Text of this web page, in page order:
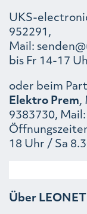
UKS-
952291,
Mail:
bis Fr 14-17
oder beim
Elektro Prem,
9383730, Mail:
18 Uhr / Sa
Über LEONET